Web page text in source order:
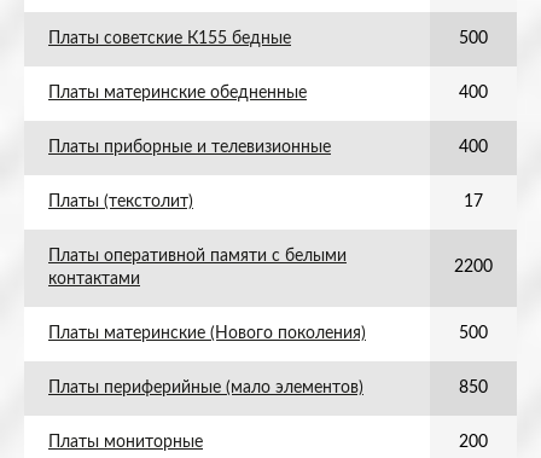
Платы советские К155 бедные 500
Платы материнские обедненные 400
Платы приборные и телевизионные 400
Платы (текстолит) 17
Платы оперативной памяти с белыми
контактами
2200
Платы материнские (Нового поколения) 500
Платы периферийные (мало элементов) 850
Платы мониторные 200